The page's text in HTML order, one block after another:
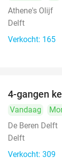
Athene's Olijf
Delft
Verkocht: 165
4-gangen
Vandaag
De Beren Delft
Delft
Verkocht: 309